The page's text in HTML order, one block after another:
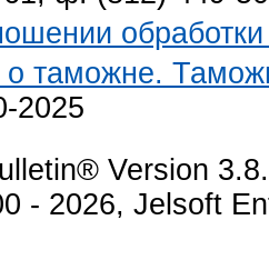
таможне.
2025
Version
- 2026, Jelsoft